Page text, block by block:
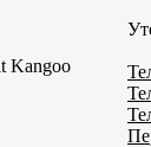
Kangoo